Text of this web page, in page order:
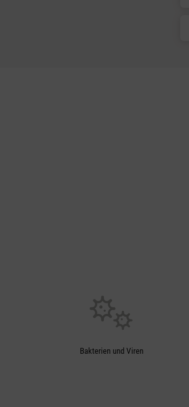
Bakterien und Viren